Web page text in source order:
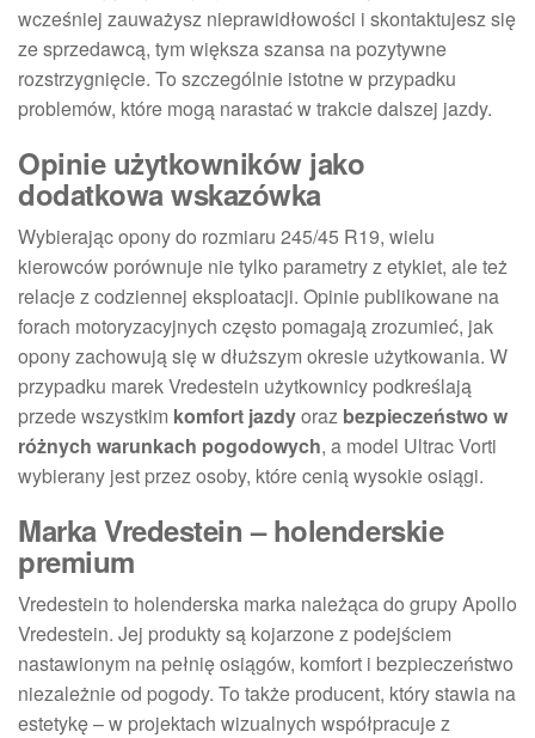
wcześniej zauważysz nieprawidłowości i skontaktujesz się
ze sprzedawcą, tym większa szansa na pozytywne
rozstrzygnięcie. To szczególnie istotne w przypadku
problemów, które mogą narastać w trakcie dalszej jazdy.
Opinie użytkowników jako
dodatkowa wskazówka
Wybierając opony do rozmiaru 245/45 R19, wielu
kierowców porównuje nie tylko parametry z etykiet, ale też
relacje z codziennej eksploatacji. Opinie publikowane na
forach motoryzacyjnych często pomagają zrozumieć, jak
opony zachowują się w dłuższym okresie użytkowania. W
przypadku marek Vredestein użytkownicy podkreślają
przede wszystkim komfort jazdyoraz bezpieczeństwo w
różnych warunkach pogodowych, a model Ultrac Vorti
wybierany jest przez osoby, które cenią wysokie osiągi.
Marka Vredestein – holenderskie
premium
Vredestein to holenderska marka należąca do grupy Apollo
Vredestein. Jej produkty są kojarzone z podejściem
nastawionym na pełnię osiągów, komfort i bezpieczeństwo
niezależnie od pogody. To także producent, który stawia na
estetykę – w projektach wizualnych współpracuje z